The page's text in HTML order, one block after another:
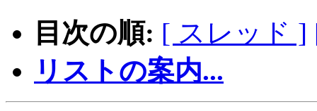
目次の順: [ スレッド ]
リストの案内...